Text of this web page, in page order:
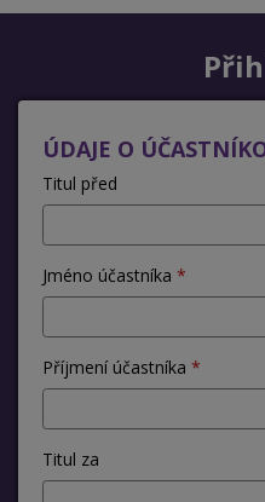
ÚDAJE O
Titul před
Jméno účastníka
Příjmení účastníka
Titul za